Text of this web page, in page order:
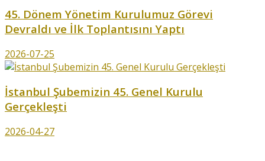
45. Dönem Yönetim Kurulumuz Görevi
Devraldı ve İlk Toplantısını Yaptı
2026-07-25
İstanbul Şubemizin 45. Genel Kurulu
Gerçekleşti
2026-04-27